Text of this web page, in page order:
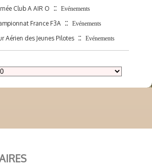
Club A AIR O :: Evénements
France F3A :: Evénements
Aérien des Jeunes Pilotes :: Evénements